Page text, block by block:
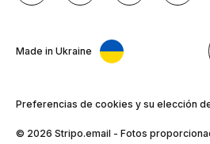
Made in Ukraine
Preferencias de cookies y su elección
© 2026 Stripо.email - Fotos